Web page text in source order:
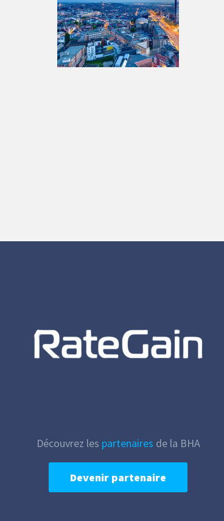
Découvrez les partenaires de la BHA
Devenir partenaire